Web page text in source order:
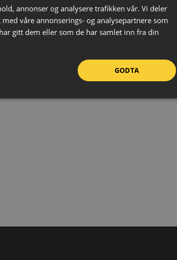
annonser og analysere trafikken vår. Vi deler
våre annonserings- og analysepartnere som
gitt dem eller som de har samlet inn fra din
GODTA